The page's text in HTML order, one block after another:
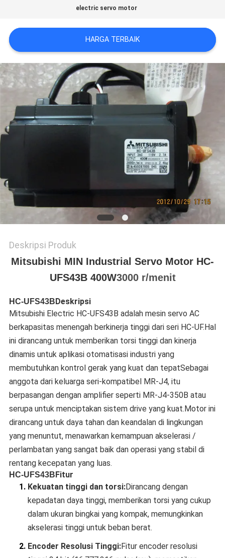
KASUS
QUOTE
REQUEST
SUATU
KEBIJAKAN
PRIVASI
electric servo motor
HARGA TERBAIK
Deskripsi Produk
Mitsubishi MIN Industrial Servo Motor HC-
UFS43B 400W3000 r/menit
HC-UFS43B Deskripsi
Mitsubishi Electric HC-UFS43B adalah mesin servo AC
berkapasitas menengah berkinerja tinggi dari seri HC-UF.Hal
ini dirancang untuk memberikan torsi tinggi dan kinerja
dinamis untuk aplikasi otomatisasi industri yang
membutuhkan kontrol gerak yang kuat dan tepatSebagai
anggota dari keluarga seri-kompatibel MR-J4, itu
berpasangan dengan amplifier seperti MR-J4-350B atau
serupa untuk menciptakan sistem drive yang kuat.Motor ini
dirancang untuk daya tahan dan keandalan di lingkungan
yang menuntut, menawarkan kemampuan akselerasi /
perlambatan yang sangat baik dan operasi yang stabil di
rentang kecepatan yang luas.
HC-UFS43B Fitur
1. Kekuatan tinggi dan torsi:Dirancang dengan
kepadatan daya tinggi, memberikan torsi yang cukup
dalam ukuran bingkai yang kompak, memungkinkan
akselerasi tinggi untuk beban berat.
2. Encoder Resolusi Tinggi:Fitur encoder resolusi